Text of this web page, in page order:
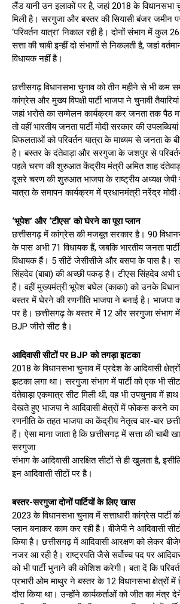
लैंड यानी उन इलाकों पर है, जहां 2018 के विधानसभा
मिली है। सरगुजा और बस्तर की सियासी बंजर जमीन
‘परिवर्तन यात्रा’ निकाल रही है। दोनों संभाग में कुल
सत्ता की चाबी इन्हीं दो संभागों से निकलती है, जहां
विधायक नहीं है।
छत्तीसगढ़ विधानसभा चुनाव को तीन महीने से भी कम
कांग्रेस और मुख्य विपक्षी पार्टी भाजपा ने चुनावी
जहां भरोसे का सम्मेलन कार्यक्रम कर जनता तक पैठ
तो वहीं भारतीय जनता पार्टी मोदी सरकार की
विफलताओं को परिवर्तन यात्रा के माध्यम से जनता के
है। बस्तर के दंतेवाड़ा और सरगुजा के जशपुर से
पहले चरण की शुरुआत केंद्रीय मंत्री अमित शाह
दूसरे चरण की शुरुआत भाजपा के राष्ट्रीय अध्यक्ष जेपी
यात्रा के समापन कार्यक्रम में प्रधानमंत्री नरेंद्र
‘भूपेश’ और ‘टीएस’ को घेरने का पूरा प्लान
छत्तीसगढ़ में कांग्रेस की मजबूत सरकार है। 90
के पास अभी 71 विधायक हैं, जबकि भारतीय जनता
विधायक हैं। 5 सीटें जेसीसीजे और बसपा के पास है।
सिंहदेव (बाबा) की अच्छी पकड़ है। टीएस सिंहदेव अभी
हैं। वहीं मुख्यमंत्री भूपेश बघेल (काका) को उनके
बस्तर में घेरने की रणनीति भाजपा ने बनाई है। भाजपा
पर है। छत्तीसगढ़ के बस्तर में 12 और सरगुजा संभाग
BJP जीरो सीट है।
आदिवासी सीटों पर BJP को तगड़ा झटका
2018 के विधानसभा चुनाव में प्रदेश के आदिवासी
झटका लगा था। सरगुजा संभाग में पार्टी को एक भी
दंतेवाड़ा एकमात्र सीट मिली थी, वह भी उपचुनाव में
देखते हुए भाजपा ने आदिवासी क्षेत्रों में फोकस करने
रणनीति के तहत भाजपा का केंद्रीय नेतृत्व बार-बार
हैं। ऐसा माना जाता है कि छत्तीसगढ़ में सत्ता की
सरगुजा
संभाग के आदिवासी आरक्षित सीटों से ही खुलता है,
इन आदिवासी सीटों पर है।
बस्तर-सरगुजा दोनों पार्टियों के लिए खास
2023 के विधानसभा चुनाव में सत्ताधारी कांग्रेस पार्टी
प्लान बनाकर काम कर रही है। बीजेपी ने आदिवासी
किया है। छत्तीसगढ़ में आदिवासी आरक्षण को लेकर
नजर आ रही है। राष्ट्रपति जैसे सर्वोच्च पद पर
को भी पार्टी भुनाने की कोशिश करेगी। बता दें कि
प्रभारी ओम माथुर ने बस्तर के 12 विधानसभा क्षेत्रों
दौरा किया था। उन्होंने कार्यकर्ताओं को जीत का मंत्र